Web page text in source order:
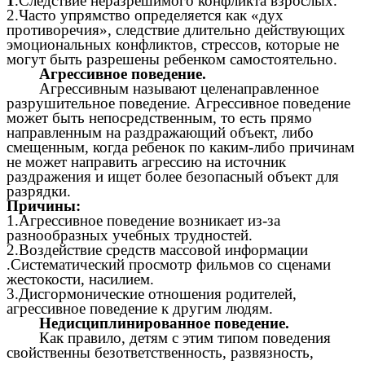
2.Часто упрямство определяется как «дух
противоречия», следствие длительно действующих
эмоциональных конфликтов, стрессов, которые не
могут быть разрешены ребенком самостоятельно.
Агрессивное поведение.
Агрессивным называют целенаправленное
разрушительное поведение. Агрессивное поведение
может быть непосредственным, то есть прямо
направленным на раздражающий объект, либо
смещенным, когда ребенок по каким-либо причинам
не может направить агрессию на источник
раздражения и ищет более безопасный объект для
разрядки.
Причины:
1.Агрессивное поведение возникает из-за
разнообразных учебных трудностей.
2.Воздействие средств массовой информации
.Систематический просмотр фильмов со сценами
жестокости, насилием.
3.Дисгормонические отношения родителей,
агрессивное поведение к другим людям.
Недисциплинированное поведение.
Как правило, детям с этим типом поведения
свойственны безответственность, развязность,